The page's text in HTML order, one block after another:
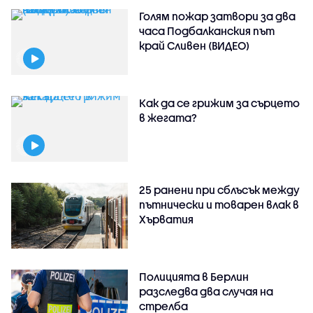
Голям пожар затвори за два
часа Подбалканския път
край Сливен (ВИДЕО)
Как да се грижим за сърцето
в жегата?
25 ранени при сблъсък между
пътнически и товарен влак в
Хърватия
Полицията в Берлин
разследва два случая на
стрелба